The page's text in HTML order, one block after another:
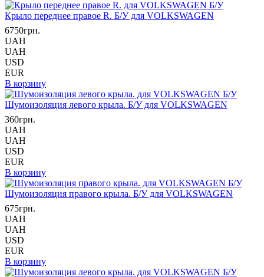
Крыло переднее правое R. Б/У для VOLKSWAGEN
6750грн.
UAH
UAH
USD
EUR
В корзину
Шумоизоляция левого крыла. Б/У для VOLKSWAGEN
360грн.
UAH
UAH
USD
EUR
В корзину
Шумоизоляция правого крыла. Б/У для VOLKSWAGEN
675грн.
UAH
UAH
USD
EUR
В корзину